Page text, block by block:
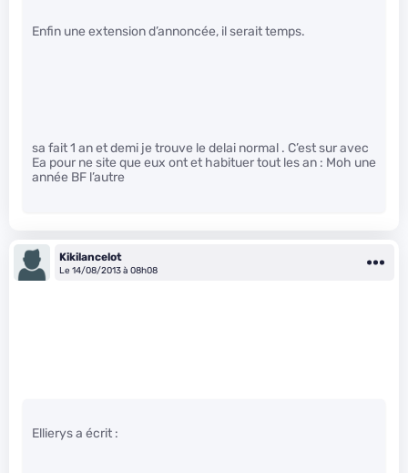
Enfin une extension d’annoncée, il serait temps.
sa fait 1 an et demi je trouve le delai normal . C’est sur avec
Ea pour ne site que eux ont et habituer tout les an : Moh une
année BF l’autre
Kikilancelot
Le 14/08/2013 à 08h08
Ellierys a écrit :